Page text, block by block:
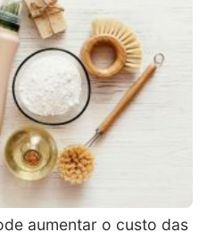
aumentar o custo das